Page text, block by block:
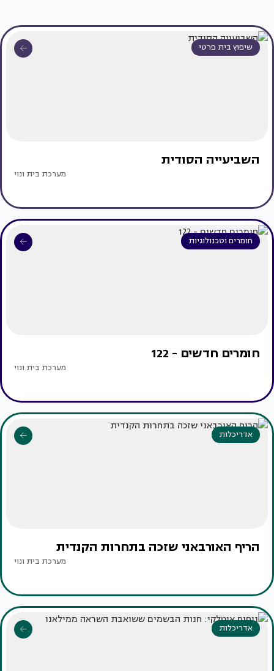
שיפוץ בית פרטי
השביעייה הסודית
מערכת בית ונוי
חומרים וטכנולוגיות
חומרים חדשים - 122
מערכת בית ונוי
אדריכלות
הריף האורבאני שזכה בתחרות הקנדית
מערכת בית ונוי
אדריכלות